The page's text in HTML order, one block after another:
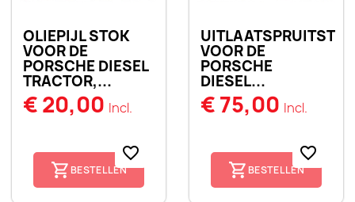
OLIEPIJL STOK
VOOR DE
PORSCHE DIESEL
TRACTOR,...
€ 20,00 Incl.
BESTELLEN
favorite_border
VOOR DE
PORSCHE
DIESEL...
€ 75,00 Incl.
BESTELLEN
favorite_border